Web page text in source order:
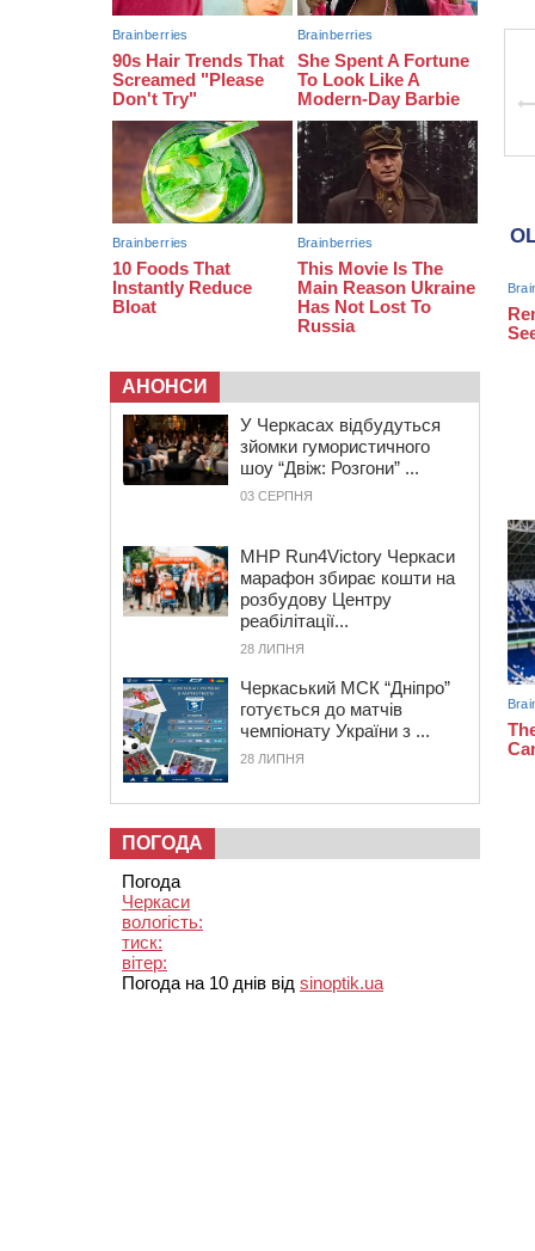
08:22 “На щиті” у Чорнобаївську
громаду повертається полеглий
біля Кліщіївки воїн
07:30 Понад 968 мільйонів гривень
земельного податку сплатили на
Черкащині
АНОНСИ
У Черкасах відбудуться
зйомки гумористичного
шоу “Двіж: Розгони” ...
03 СЕРПНЯ
MHP Run4Victory Черкаси
марафон збирає кошти на
розбудову Центру
реабілітації...
28 ЛИПНЯ
Черкаський МСК “Дніпро”
готується до матчів
чемпіонату України з ...
28 ЛИПНЯ
ПОГОДА
Погода
Черкаси
вологість:
тиск:
вітер:
Погода на 10 днів від sinoptik.ua